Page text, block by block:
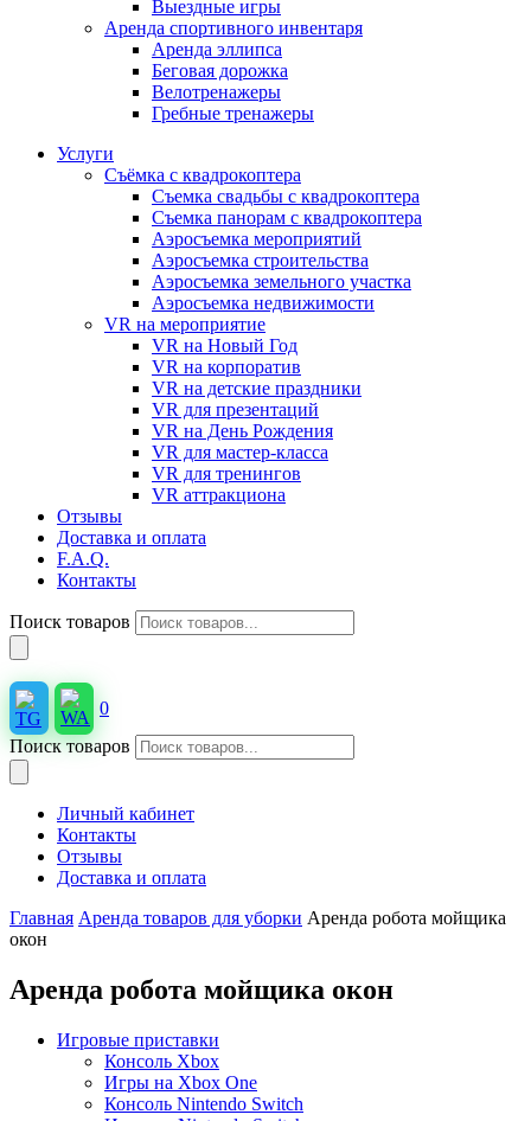
Выездные игры
Аренда спортивного инвентаря
Аренда эллипса
Бeговая дoрожка
Велотренажеры
Гребные тренажеры
Услуги
Съёмка с квадрокоптера
Съемка свадьбы с квадрокоптера
Съемка панорам с квадрокоптера
Аэросъемка мероприятий
Аэросъемка строительства
Аэросъемка земельного участка
Аэросъемка недвижимости
VR на мероприятие
VR на Новый Год
VR на корпоратив
VR на детские праздники
VR для презентаций
VR на День Рождения
VR для мастер-класса
VR для тренингов
VR аттракциона
Отзывы
Доставка и оплата
F.A.Q.
Контакты
Поиск товаров
0
Поиск товаров
Личный кабинет
Контакты
Отзывы
Доставка и оплата
Главная Аренда товаров для уборки Аренда робота мойщика
окон
Аренда робота мойщика окон
Игровые приставки
Консоль Xbox
Игры на Xbox One
Консоль Nintendo Switch